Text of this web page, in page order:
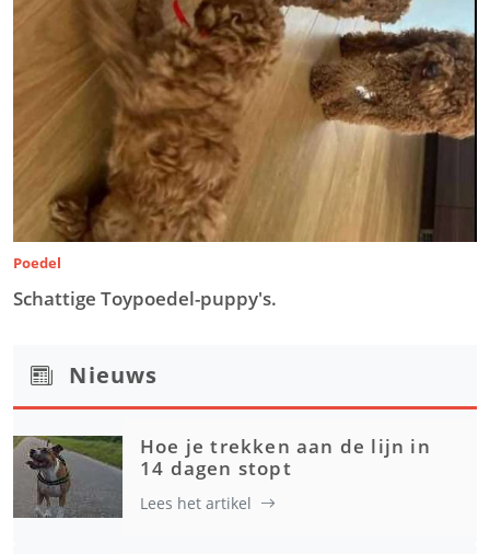
Poedel
Schattige Toypoedel-puppy's.
Nieuws
Hoe je trekken aan de lijn in
14 dagen stopt
Lees het artikel